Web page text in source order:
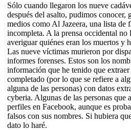
Sólo cuando llegaron los nueve
después del asalto, pudimos conocer,
medios como Al Jazeera, una lista de
incompleta. A la prensa occidental no
averiguar quiénes eran los muertos y
Las nueve víctimas murieron por
informes forenses. Estos son los
información que he tenido que
completado (por lo que se refiere a
alguna de las personas) con datos
cyberia. Algunas de las personas que
perfiles en Facebook, aunque es
falsos con sus nombres. Si hubiera
dato lo haré.